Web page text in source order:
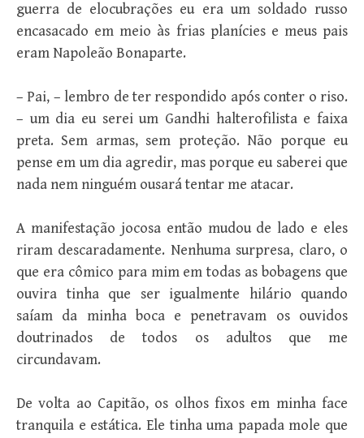
guerra de elocubrações eu era um soldado russo
encasacado em meio às frias planícies e meus pais
eram Napoleão Bonaparte.
– Pai, – lembro de ter respondido após conter o riso.
– um dia eu serei um Gandhi halterofilista e faixa
preta. Sem armas, sem proteção. Não porque eu
pense em um dia agredir, mas porque eu saberei que
nada nem ninguém ousará tentar me atacar.
A manifestação jocosa então mudou de lado e eles
riram descaradamente. Nenhuma surpresa, claro, o
que era cômico para mim em todas as bobagens que
ouvira tinha que ser igualmente hilário quando
saíam da minha boca e penetravam os ouvidos
doutrinados de todos os adultos que me
circundavam.
De volta ao Capitão, os olhos fixos em minha face
tranquila e estática. Ele tinha uma papada mole que